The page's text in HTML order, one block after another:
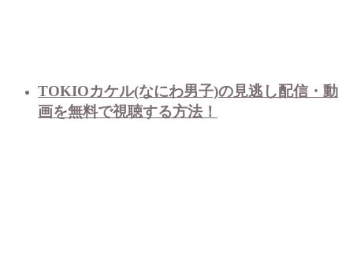
TOKIOカケル(なにわ男子)の見逃し配信・動
画を無料で視聴する方法！